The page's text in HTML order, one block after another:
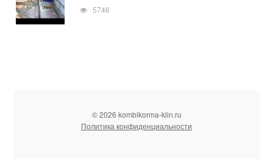
5746
© 2026 kombikorma-klin.ru
Политика конфиденциальности